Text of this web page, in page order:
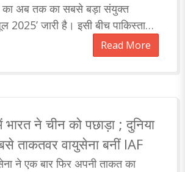
का अब तक का सबसे बड़ा संयुक्त
2025’ जारी है। इसी बीच पाकिस्तान
Read More
ने चीन को पछाड़ा ; दुनिया
ताकतवर वायुसेना बनीं IAF
ने एक बार फिर अपनी ताकत का